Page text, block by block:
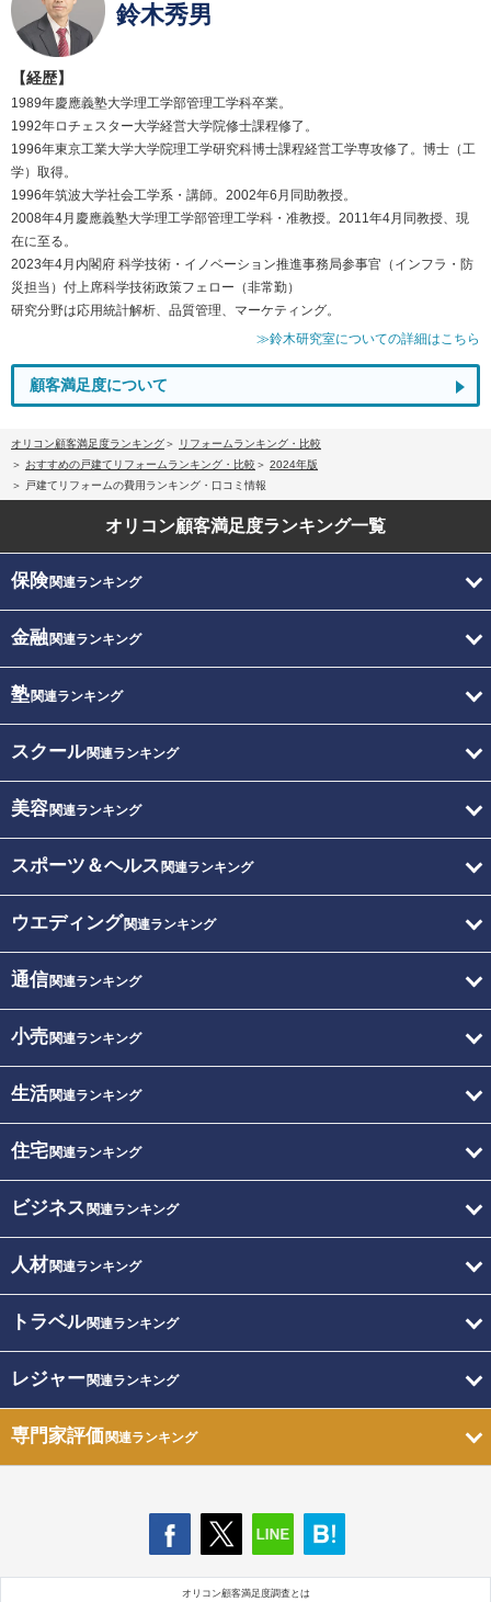
鈴木秀男
【経歴】
1989年慶應義塾大学理工学部管理工学科卒業。
1992年ロチェスター大学経営大学院修士課程修了。
1996年東京工業大学大学院理工学研究科博士課程経営工学専攻修了。博士（工
学）取得。
1996年筑波大学社会工学系・講師。2002年6月同助教授。
2008年4月慶應義塾大学理工学部管理工学科・准教授。2011年4月同教授、現
在に至る。
2023年4月内閣府 科学技術・イノベーション推進事務局参事官（インフラ・防
災担当）付上席科学技術政策フェロー（非常勤）
研究分野は応用統計解析、品質管理、マーケティング。
≫鈴木研究室についての詳細はこちら
顧客満足度について
オリコン顧客満足度ランキング
リフォームランキング・比較
おすすめの戸建てリフォームランキング・比較
2024年版
戸建てリフォームの費用ランキング・口コミ情報
オリコン顧客満足度ランキング一覧
保険関連ランキング
金融関連ランキング
塾関連ランキング
スクール関連ランキング
美容関連ランキング
スポーツ＆ヘルス 関連ランキング
ウエディング関連ランキング
通信関連ランキング
小売関連ランキング
生活関連ランキング
住宅関連ランキング
ビジネス 関連ランキング
人材関連ランキング
トラベル関連ランキング
レジャー関連ランキング
専門家評価関連ランキング
オリコン顧客満足度調査とは